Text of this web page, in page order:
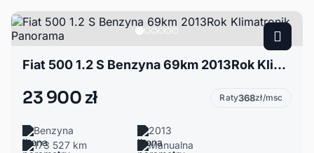
Fiat 500 1.2 S Benzyna 69km 2013Rok Klimatronik Panorama
23 900 zł Raty368zł/msc
Benzyna
2013
173 527 km
Manualna